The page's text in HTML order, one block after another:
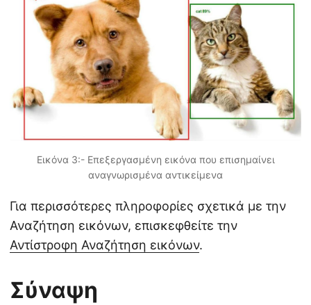
Εικόνα 3:- Επεξεργασμένη εικόνα που επισημαίνει
αναγνωρισμένα αντικείμενα
Για περισσότερες πληροφορίες σχετικά με την
Αναζήτηση εικόνων, επισκεφθείτε την
Αντίστροφη Αναζήτηση εικόνων.
Σύναψη